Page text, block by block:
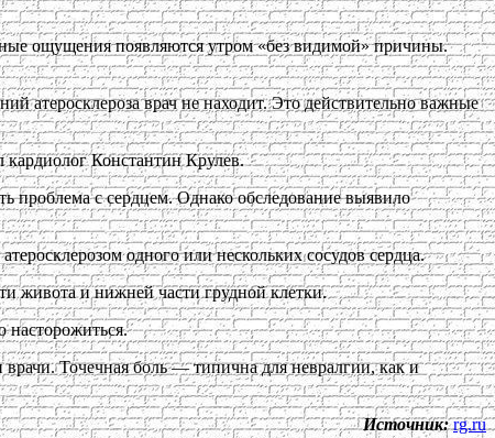
ощущения появляются утром «без видимой» причины.
атеросклероза врач не находит. Это действительно важные
кардиолог Константин Крулев.
проблема с сердцем. Однако обследование выявило
одного или нескольких сосудов сердца.
живота и нижней части грудной клетки.
насторожиться.
Точечная боль — типична для невралгии, как и
Источник: rg.ru